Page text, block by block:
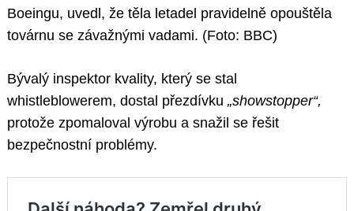
Boeingu, uvedl, že těla letadel pravidelně opouštěla
továrnu se závažnými vadami. (Foto: BBC)
Bývalý inspektor kvality, který se stal
whistleblowerem, dostal přezdívku „showstopper“,
protože zpomaloval výrobu a snažil se řešit
bezpečnostní problémy.